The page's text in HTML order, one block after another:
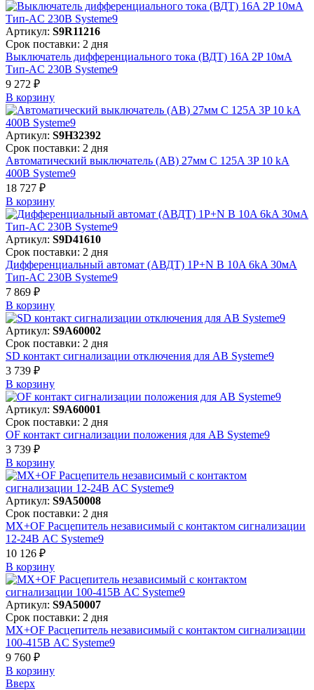
Артикул: S9R11216
Срок поставки: 2 дня
Выключатель дифференциального тока (ВДТ) 16A 2P 10мА
Тип-AC 230В Systeme9
9 272 ₽
В корзинy
Артикул: S9H32392
Срок поставки: 2 дня
Автоматический выключатель (АВ) 27мм C 125A 3P 10 kA
400В Systeme9
18 727 ₽
В корзинy
Артикул: S9D41610
Срок поставки: 2 дня
Дифференциальный автомат (АВДТ) 1P+N B 10A 6kA 30мА
Тип-AC 230В Systeme9
7 869 ₽
В корзинy
Артикул: S9A60002
Срок поставки: 2 дня
SD контакт сигнализации отключения для АВ Systeme9
3 739 ₽
В корзинy
Артикул: S9A60001
Срок поставки: 2 дня
OF контакт сигнализации положения для АВ Systeme9
3 739 ₽
В корзинy
Артикул: S9A50008
Срок поставки: 2 дня
MX+OF Расцепитель независимый с контактом сигнализации
12-24В AC Systeme9
10 126 ₽
В корзинy
Артикул: S9A50007
Срок поставки: 2 дня
MX+OF Расцепитель независимый с контактом сигнализации
100-415В AC Systeme9
9 760 ₽
В корзинy
Вверх